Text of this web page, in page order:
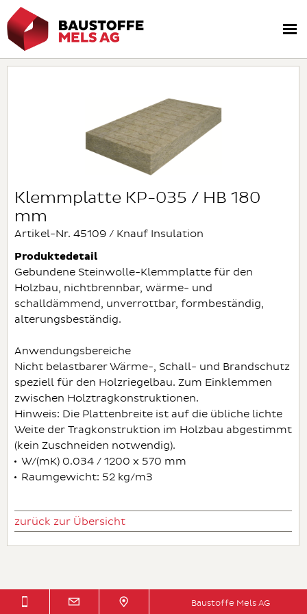
Klemmplatte KP-035 / HB 180
mm
Artikel-Nr. 45109 / Knauf Insulation
Produktedetail
Gebundene Steinwolle-Klemmplatte für den
Holzbau, nichtbrennbar, wärme- und
schalldämmend, unverrottbar, formbeständig,
alterungsbeständig.
Anwendungsbereiche
Nicht belastbarer Wärme-, Schall- und Brandschutz
speziell für den Holzriegelbau. Zum Einklemmen
zwischen Holztragkonstruktionen.
Hinweis: Die Plattenbreite ist auf die übliche lichte
Weite der Tragkonstruktion im Holzbau abgestimmt
(kein Zuschneiden notwendig).
W/(mK) 0.034 / 1200 x 570 mm
Raumgewicht: 52 kg/m3
zurück zur Übersicht
Baustoffe Mels AG